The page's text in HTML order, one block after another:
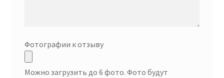
Фотографии к отзыву
Можно загрузить до 6 фото. Фото будут